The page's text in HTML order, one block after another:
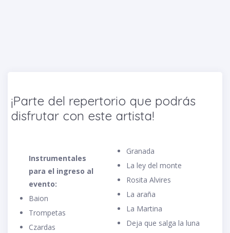
¡Parte del repertorio que podrás
disfrutar con este artista!
Instrumentales
para el ingreso al
evento:
Baion
Trompetas
Czardas
Granada
La ley del monte
Rosita Alvires
La araña
La Martina
Deja que salga la luna